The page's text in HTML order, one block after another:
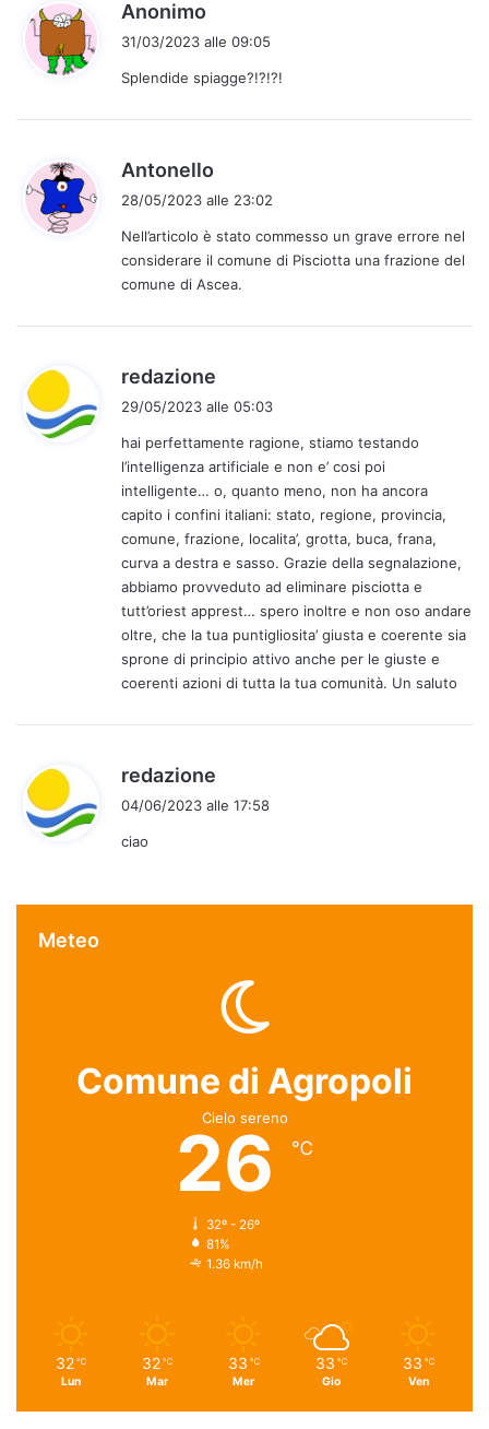
Anonimo
e
:
31/03/2023 alle 09:05
Splendide spiagge?!?!?!
Antonello
e
t
t
28/05/2023 alle 23:02
Nell’articolo è stato commesso un grave errore nel
considerare il comune di Pisciotta una frazione del
comune di Ascea.
redazione
e
t
t
o
:
29/05/2023 alle 05:03
hai perfettamente ragione, stiamo testando
l’intelligenza artificiale e non e’ cosi poi
intelligente… o, quanto meno, non ha ancora
capito i confini italiani: stato, regione, provincia,
comune, frazione, localita’, grotta, buca, frana,
curva a destra e sasso. Grazie della segnalazione,
abbiamo provveduto ad eliminare pisciotta e
tutt’oriest apprest… spero inoltre e non oso andare
oltre, che la tua puntigliosita’ giusta e coerente sia
sprone di principio attivo anche per le giuste e
coerenti azioni di tutta la tua comunità. Un saluto
redazione
04/06/2023 alle 17:58
ciao
Meteo
Comune di Agropoli
Cielo sereno
26 ℃
32º - 26º
81%
1.36 km/h
32 ℃
Lun
32 ℃
Mar
33 ℃
Mer
33 ℃
Gio
33 ℃
Ven